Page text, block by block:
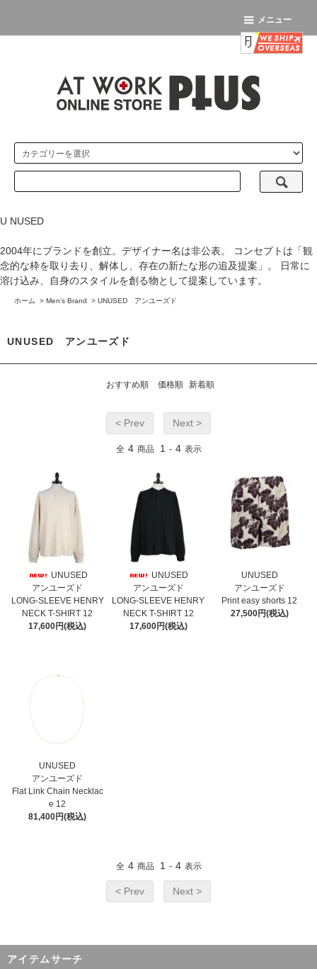
メニュー
U NUSED
2004年にブランドを創立。デザイナー名は非公表。 コンセプトは「観
念的な枠を取り去り、解体し、存在の新たな形の追及提案」。 日常に
溶け込み、自身のスタイルを創る物として提案しています。
ホーム > Men's Brand > UNUSED アンユーズド
UNUSED アンユーズド
おすすめ順 価格順 新着順
< Prev Next >
全 4 商品 1 - 4 表示
UNUSED
アンユーズド
LONG-SLEEVE HENRY
NECK T-SHIRT 12
17,600円(税込)
UNUSED
アンユーズド
LONG-SLEEVE HENRY
NECK T-SHIRT 12
17,600円(税込)
UNUSED
アンユーズド
Print easy shorts 12
27,500円(税込)
UNUSED
アンユーズド
Flat Link Chain Necklac
e 12
81,400円(税込)
全 4 商品 1 - 4 表示
< Prev Next >
アイテムサーチ